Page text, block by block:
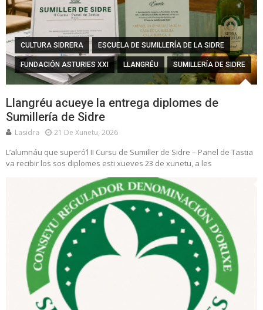
CULTURA SIDRERA ESCUELA DE SUMILLERÍA DE LA SIDRE
FUNDACIÓN ASTURIES XXI LLANGRÉU SUMILLERÍA DE SIDRE
Llangréu acueye la entrega diplomes de
Sumillería de Sidre
Lasidra 21 De Xunetu, 2026
L’alumnáu que superó’l II Cursu de Sumiller de Sidre – Panel de Tastia
va recibir los sos diplomes esti xueves 23 de xunetu, a les